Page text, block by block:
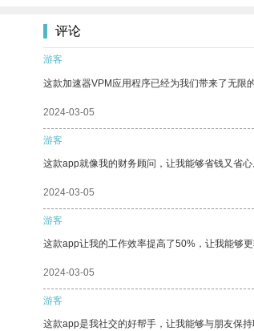
评论
游客
这款加速器VPM应用程序已经为我们带来了无限
2024-03-05
游客
这款app就像我的财务顾问，让我能够省钱又省心
2024-03-05
游客
这款app让我的工作效率提高了50%，让我能够
2024-03-05
游客
这款app是我社交的好帮手，让我能够与朋友保持